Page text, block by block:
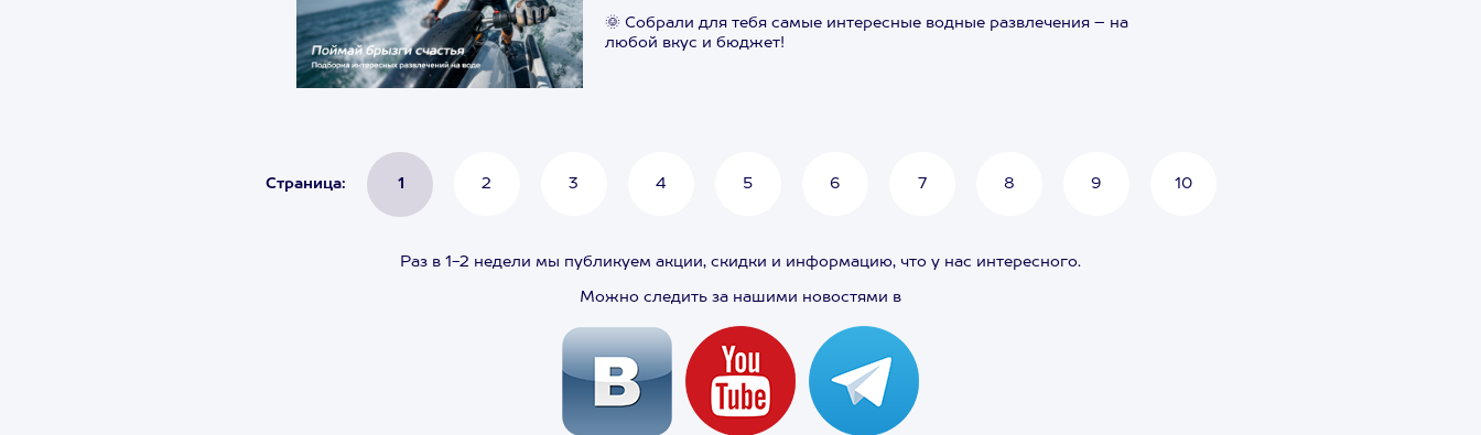
🌞 Собрали для тебя самые интересные водные развлечения – на
любой вкус и бюджет!
Страница: 1 2 3 4 5 6 7 8 9 10
Раз в 1-2 недели мы публикуем акции, скидки и информацию, что у нас интересного.
Можно следить за нашими новостями в